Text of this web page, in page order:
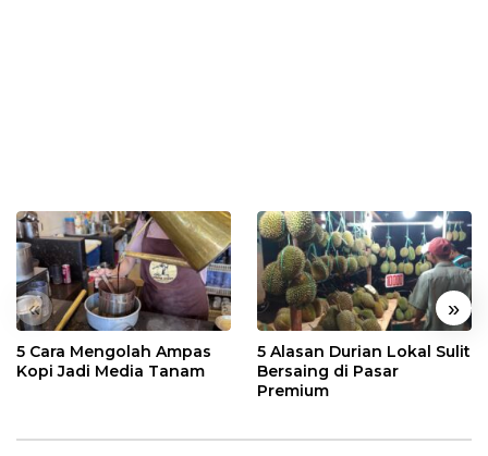
« »
5 Cara Mengolah Ampas
Kopi Jadi Media Tanam
5 Alasan Durian Lokal Sulit
Bersaing di Pasar
Premium